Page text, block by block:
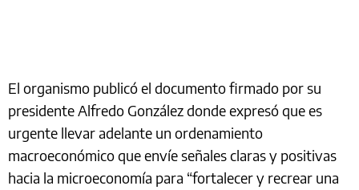
El organismo publicó el documento firmado por su
presidente Alfredo González donde expresó que es
urgente llevar adelante un ordenamiento
macroeconómico que envíe señales claras y positivas
hacia la microeconomía para “fortalecer y recrear una